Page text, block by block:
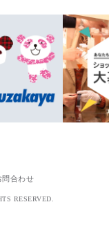
問合わせ
RESERVED.